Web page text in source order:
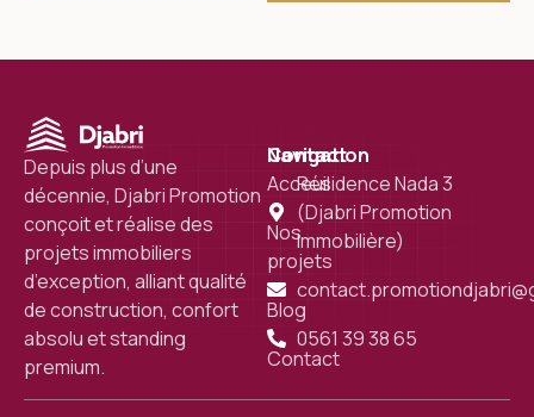
Depuis plus d’une
décennie, Djabri Promotion
conçoit et réalise des
projets immobiliers
d’exception, alliant qualité
de construction, confort
absolu et standing
premium.
Navigation
Acceuil
Nos
projets
Blog
Contact
Contact
Résidence Nada 3
(Djabri Promotion
Immobilière)
0561 39 38 65